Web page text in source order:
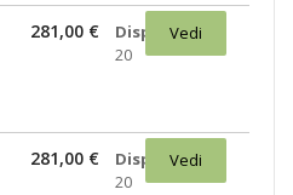
281,00 €
Disponibili:
20
Vedi
281,00 €
Disponibili:
20
Vedi